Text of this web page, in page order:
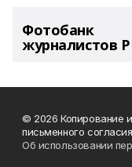
Фотобанк
журналистов
© 2026 Копирование
письменного
Об использовании